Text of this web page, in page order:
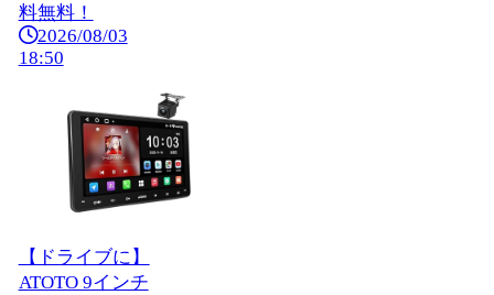
料無料！
2026/08/03
18:50
【ドライブに】
ATOTO 9インチ